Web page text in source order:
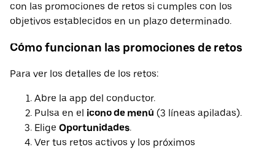
con las promociones de retos si cumples con los
objetivos establecidos en un plazo determinado.
Cómo funcionan las promociones de retos
Para ver los detalles de los retos:
Abre la app del conductor.
Pulsa en el icono de menú (3 líneas apiladas).
Elige Oportunidades.
Ver tus retos activos y los próximos